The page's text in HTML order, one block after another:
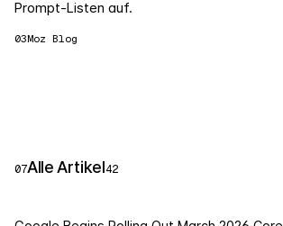
Prompt-Listen auf.
03Moz Blog
07Alle Artikel42